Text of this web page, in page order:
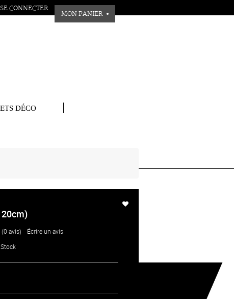
SE CONNECTER
MON PANIER
DÉCO
(0 avis) Écrire un avis